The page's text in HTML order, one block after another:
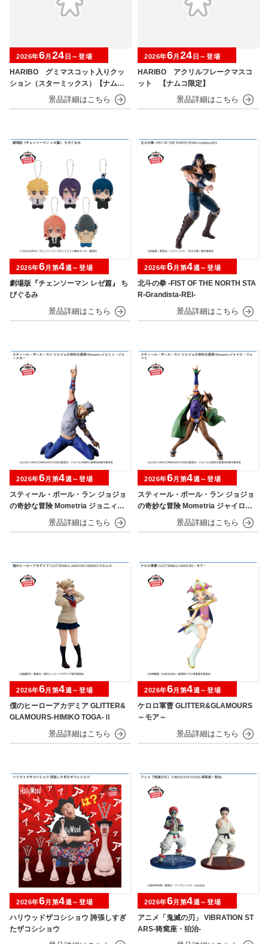
HARIBO グミマスコット入りクッ
ション（スターミックス）【ナムコ
2026年6月 24 日～登場
HARIBO アクリルフレークマスコ
ット 【ナムコ限定】
2026年6月 24 日～登場
劇場版『チェンソーマン レゼ篇』 ち
びぐるみ
2026年6月第4週～登場
北斗の拳 -FIST OF THE NORTH STA
R-Grandista-REI-
2026年6月第4週～登場
スティール・ボール・ラン ジョジョ
の奇妙な冒険 Mometria ジョニィ・
ジョースター
2026年6月第4週～登場
スティール・ボール・ラン ジョジョ
の奇妙な冒険 Mometria ジャイロ・
2026年6月第4週～登場
僕のヒーローアカデミア GLITTER&
GLAMOURS-HIMIKO TOGA-Ⅱ
2026年6月第4週～登場
ケロロ軍曹 GLITTER&GLAMOURS
～モア～
2026年6月第4週～登場
ハリウッドザコシショウ 誇張しすぎ
たザコシショウ
2026年6月第4週～登場
アニメ「鬼滅の刃」 VIBRATION ST
ARS-猗窩座・狛治-
2026年6月第4週～登場